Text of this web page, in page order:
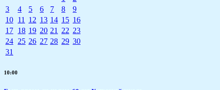
3
4 5 6 7 8
9
10 11 12 13 14 15 16
17 18 19 20 21 22 23
24 25 26 27 28 29 30
31
10:00